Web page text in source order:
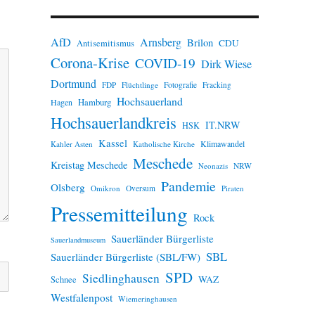
w
AfD Antisemitismus Arnsberg Brilon CDU
Corona-Krise COVID-19 Dirk Wiese
Dortmund FDP Flüchtlinge Fotografie Fracking
Hagen Hamburg Hochsauerland
Hochsauerlandkreis HSK IT.NRW
Kahler Asten Kassel Katholische Kirche Klimawandel
Kreistag Meschede Meschede Neonazis NRW
Olsberg Omikron Oversum Pandemie Piraten
Pressemitteilung Rock
Sauerlandmuseum Sauerländer Bürgerliste
Sauerländer Bürgerliste (SBL/FW) SBL
Schnee Siedlinghausen SPD WAZ
Westfalenpost Wiemeringhausen